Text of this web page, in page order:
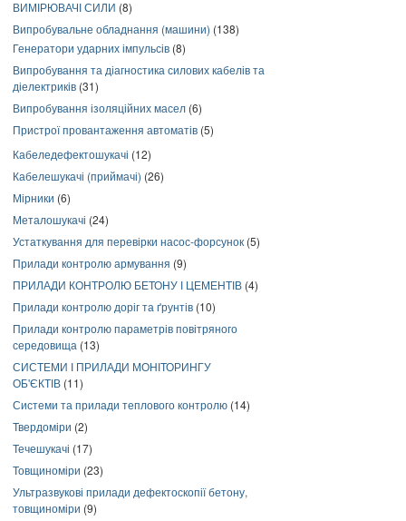
ВИМІРЮВАЧІ СИЛИ (8)
Випробувальне обладнання (машини) (138)
Генератори ударних імпульсів (8)
Випробування та діагностика силових кабелів та
діелектриків (31)
Випробування ізоляційних масел (6)
Пристрої провантаження автоматів (5)
Кабеледефектошукачі (12)
Кабелешукачі (приймачі) (26)
Мірники (6)
Металошукачі (24)
Устаткування для перевірки насос-форсунок (5)
Прилади контролю армування (9)
ПРИЛАДИ КОНТРОЛЮ БЕТОНУ І ЦЕМЕНТІВ (4)
Прилади контролю доріг та ґрунтів (10)
Прилади контролю параметрів повітряного
середовища (13)
СИСТЕМИ І ПРИЛАДИ МОНІТОРИНГУ
ОБ'ЄКТІВ (11)
Системи та прилади теплового контролю (14)
Твердоміри (2)
Течешукачі (17)
Товщиноміри (23)
Ультразвукові прилади дефектоскопії бетону,
товщиноміри (9)